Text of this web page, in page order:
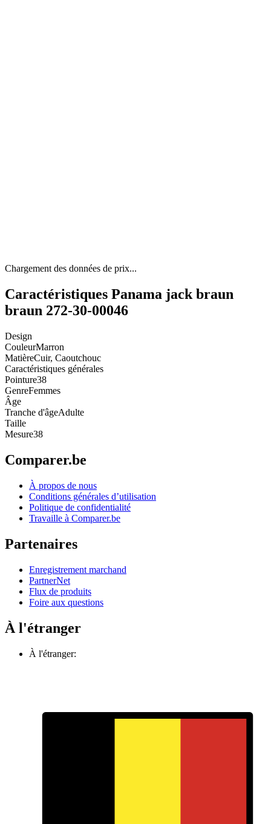
Chargement des données de prix...
Caractéristiques Panama jack braun
braun 272-30-00046
Design
CouleurMarron
MatièreCuir, Caoutchouc
Caractéristiques générales
Pointure38
GenreFemmes
Âge
Tranche d'âgeAdulte
Taille
Mesure38
Comparer.be
À propos de nous
Conditions générales d’utilisation
Politique de confidentialité
Travaille à Comparer.be
Partenaires
Enregistrement marchand
PartnerNet
Flux de produits
Foire aux questions
À l'étranger
À l'étranger: